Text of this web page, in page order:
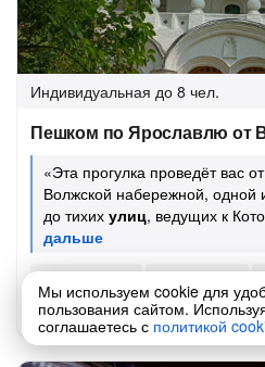
Индивидуальная до 8 чел.
Пешком по Ярославлю от
«Эта прогулка проведёт вас
Волжской набережной, одной
до тихих улиц, ведущих к
Сегодня в 15:00 Завтра в 09:00
3850 ₽за всё до 8 чел.
Мы используем cookie для
пользования сайтом.
соглашаетесь с политикой